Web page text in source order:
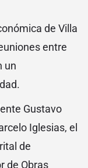
de Villa
entre
un
Gustavo
Iglesias, el
de
de Obras